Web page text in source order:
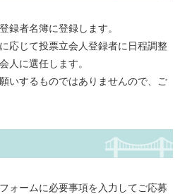
録者名簿に登録します。
応じて投票立会人登録者に日程調整
人に選任します。
いするものではありませんので、ご
ォームに必要事項を入力してご応募